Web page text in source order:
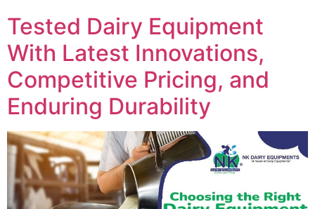
Tested Dairy Equipment
With Latest Innovations,
Competitive Pricing, and
Enduring Durability